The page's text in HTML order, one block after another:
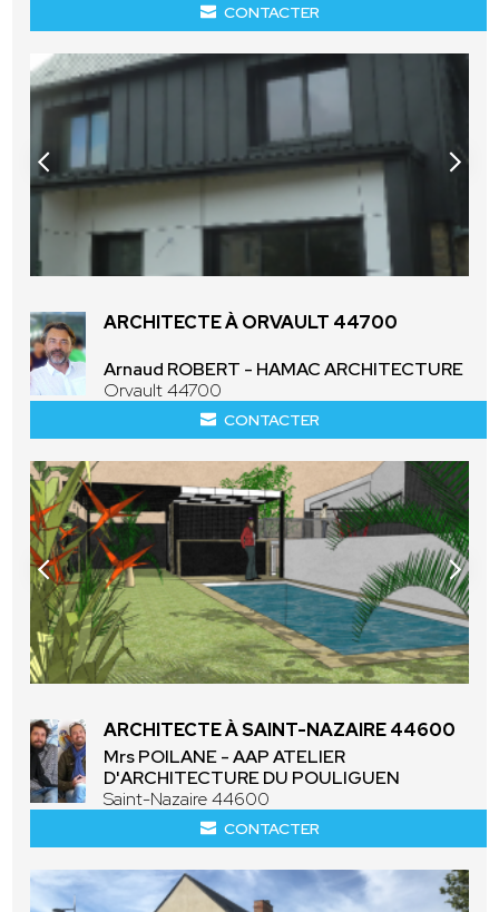
CONTACTER
ARCHITECTE À ORVAULT 44700
Arnaud ROBERT - HAMAC ARCHITECTURE
Orvault 44700
CONTACTER
ARCHITECTE À SAINT-NAZAIRE 44600
Mrs POILANE - AAP ATELIER
D'ARCHITECTURE DU POULIGUEN
Saint-Nazaire 44600
CONTACTER